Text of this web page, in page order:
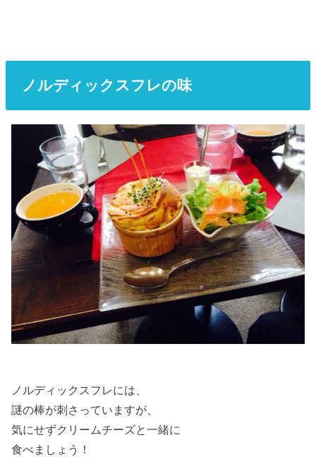
ノルディックスフレの味
ノルディックスフレには、
謎の棒が刺さっていますが、
気にせずクリームチーズと一緒に
食べましょう！